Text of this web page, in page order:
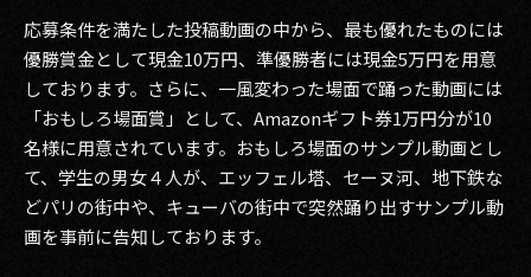
応募条件を満たした投稿動画の中から、最も優れたものには
優勝賞金として現金10万円、準優勝者には現金5万円を用意
しております。さらに、一風変わった場面で踊った動画には
「おもしろ場面賞」として、Amazonギフト券1万円分が10
名様に用意されています。おもしろ場面のサンプル動画とし
て、学生の男女４人が、エッフェル塔、セーヌ河、地下鉄な
どパリの街中や、キューバの街中で突然踊り出すサンプル動
画を事前に告知しております。